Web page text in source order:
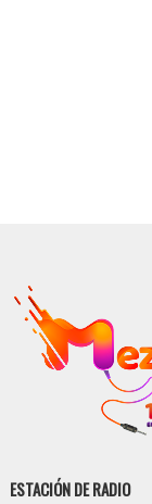
ESTACIÓN DE RADIO